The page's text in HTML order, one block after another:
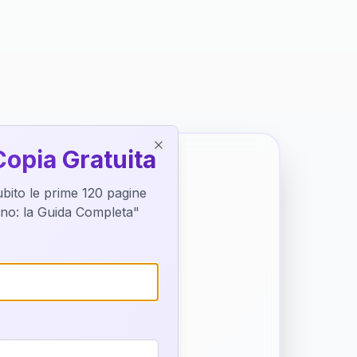
di
Gratuita
le prime 120 pagine
la Guida Completa"